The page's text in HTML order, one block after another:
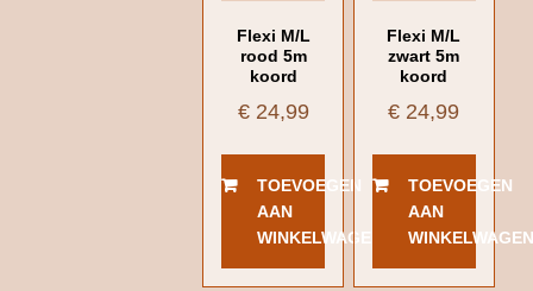
Flexi M/L
rood 5m
koord
€24,99
TOEVOEGEN
AAN
WINKELWAGEN
Flexi M/L
zwart 5m
koord
€ 24,99
TOEVOEGEN
AAN
WINKELWAGEN